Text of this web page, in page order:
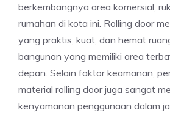
berkembangnya area komersial,
rumahan di kota ini. Rolling door
yang praktis, kuat, dan hemat
bangunan yang memiliki area
depan. Selain faktor keamanan,
material rolling door juga sangat
kenyamanan penggunaan dalam